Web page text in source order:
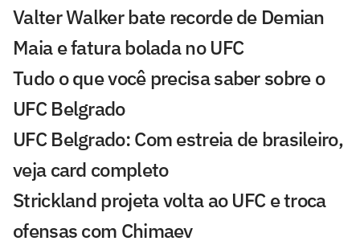
Valter Walker bate recorde de Demian
Maia e fatura bolada no UFC
Tudo o que você precisa saber sobre o
UFC Belgrado
UFC Belgrado: Com estreia de brasileiro,
veja card completo
Strickland projeta volta ao UFC e troca
ofensas com Chimaev